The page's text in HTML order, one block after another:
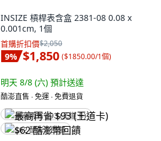
INSIZE 槓桿表含盒 2381-08 0.08 x
0.001cm, 1個
首購折扣價$2,050
9% $1,850 ($1850.00/1個)
明天 8/8 (六) 預計送達
酷澎直售 ∙ 免運 ∙ 免費退貨
最高再省 $93 (王道卡)
$62 酷澎幣回饋